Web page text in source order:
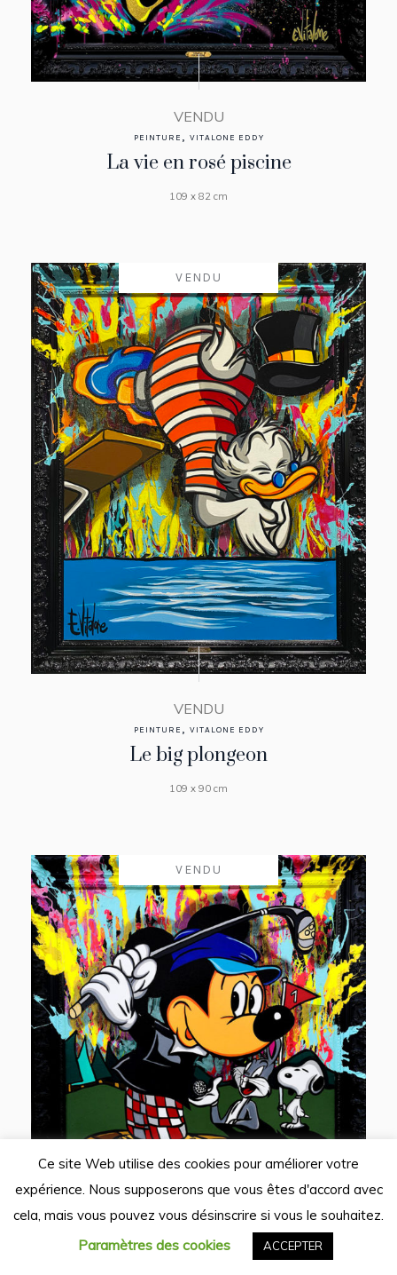
VENDU
PEINTURE , VITALONE EDDY
La vie en rosé piscine
109 x 82 cm
VENDU
VENDU
PEINTURE , VITALONE EDDY
Le big plongeon
109 x 90 cm
VENDU
Ce site Web utilise des cookies pour améliorer votre
expérience. Nous supposerons que vous êtes d'accord avec
cela, mais vous pouvez vous désinscrire si vous le souhaitez.
Paramètres des cookies ACCEPTER